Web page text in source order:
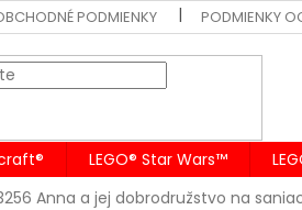
PODMIENKY PODMIENKY
LEGO® Star Wars™
Anna a jej dobrodružstvo na